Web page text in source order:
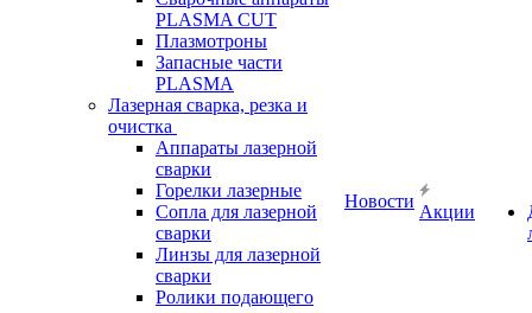
PLASMA CUT
Плазмотроны
Запасные части
PLASMA
Лазерная сварка, резка и
очистка
Аппараты лазерной
сварки
Горелки лазерные
Сопла для лазерной
сварки
Линзы для лазерной
сварки
Ролики подающего
Новости
Акции